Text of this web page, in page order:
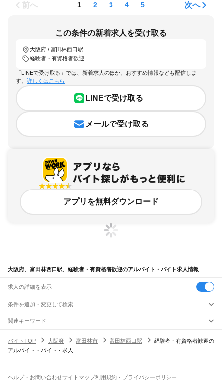
前へ 1 2 3 4 5 次へ
この条件の新着求人を受け取る
大阪府 / 富田林西口駅
経験者・有資格者歓迎
「LINEで受け取る」では、新着求人のほか、おすすめ情報なども配信しま
す。 詳しくはこちら
LINEで受け取る
メールで受け取る
アプリを無料ダウンロード
大阪府、富田林西口駅、経験者・有資格者歓迎のアルバイト・バイト求人情報
求人の詳細を表示
条件を追加・変更して検索
市区町村を追加・変更
大阪府すべて
大阪市 すべて
平野区北区中央区
駅を追加・変更
職種を追加・変更
飲食・フードサービスすべて
関連キーワード
バイトTOP
大阪府 富田林市 富田林西口駅
経験者・有資格者歓迎の
アルバイト・バイト・求人
ヘルプ・お問い合わせサイトマップ利用規約・プライバシーポリシー